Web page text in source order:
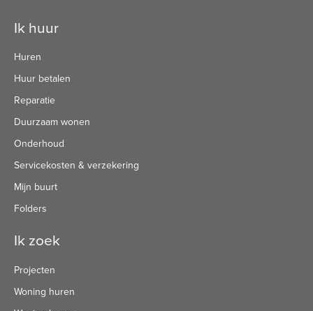
Contactinformatie
Ik huur
Huren
Huur betalen
Reparatie
Duurzaam wonen
Onderhoud
Servicekosten & verzekering
Mijn buurt
Folders
Ik zoek
Projecten
Woning huren